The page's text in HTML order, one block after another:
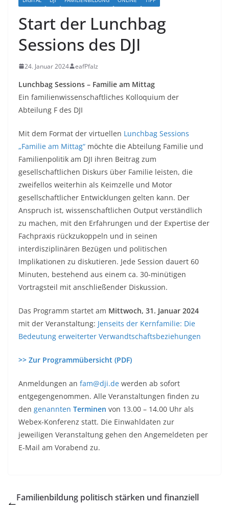
Start der Lunchbag
Sessions des DJI
24. Januar 2024 eafPfalz
Lunchbag Sessions – Familie am Mittag
Ein familienwissenschaftliches Kolloquium der
Abteilung F des DJI
Mit dem Format der virtuellen Lunchbag Sessions
„Familie am Mittag“ möchte die Abteilung Familie und
Familienpolitik am DJI ihren Beitrag zum
gesellschaftlichen Diskurs über Familie leisten, die
zweifellos weiterhin als Keimzelle und Motor
gesellschaftlicher Entwicklungen gelten kann. Der
Anspruch ist, wissenschaftlichen Output verständlich
zu machen, mit den Erfahrungen und der Expertise der
Fachpraxis rückzukoppeln und in seinen
interdisziplinären Bezügen und politischen
Implikationen zu diskutieren. Jede Session dauert 60
Minuten, bestehend aus einem ca. 30-minütigen
Vortragsteil mit anschließender Diskussion.
Das Programm startet am Mittwoch, 31. Januar 2024
mit der Veranstaltung: Jenseits der Kernfamilie: Die
Bedeutung erweiterter Verwandtschaftsbeziehungen
>> Zur Programmübersicht (PDF)
Anmeldungen an fam@dji.de werden ab sofort
entgegengenommen. Alle Veranstaltungen finden zu
den genannten Terminen von 13.00 – 14.00 Uhr als
Webex-Konferenz statt. Die Einwahldaten zur
jeweiligen Veranstaltung gehen den Angemeldeten per
E-Mail am Vorabend zu.
Familienbildung politisch stärken und finanziell